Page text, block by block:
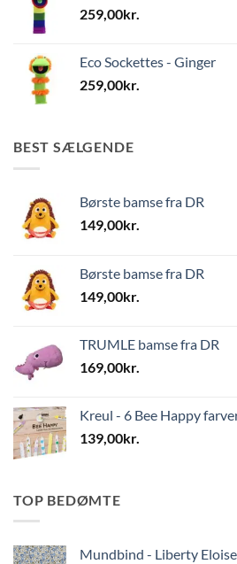
259,00kr.
Eco Sockettes - Ginger
259,00kr.
BEST SÆLGENDE
Børste bamse fra DR
149,00kr.
Børste bamse fra DR
149,00kr.
TRUMLE bamse fra DR
169,00kr.
Kreul - 6 Bee Happy
139,00kr.
TOP BEDØMTE
Mundbind - Liberty Eloise